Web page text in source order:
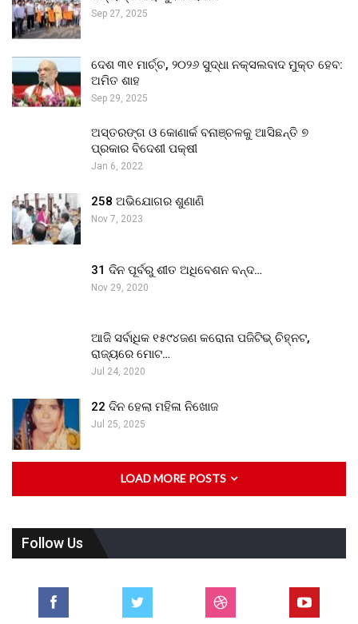
Sep 27, 2025
ଦେଶ ୩୧ ମାର୍ଚ୍ଚ, ୨୦୨୬ ସୁଦ୍ଧା ନକ୍ସଲବାଦ ମୁକ୍ତ ହେବ:
ଅମିତ ଶାହ
Sep 29, 2025
ଅସ୍ତରଙ୍ଗ ଓ କୋଣାର୍କ ବନାଞ୍ଚଳକୁ ଆସିଛନ୍ତି ୭
ପ୍ରକାର ବିଦେଶୀ ପକ୍ଷୀ
Jan 6, 2022
258 ଅଭିଯୋଗର ଶୁଣାଣି
Nov 7, 2023
31 ଦିନ ପୂର୍ବରୁ ଶୀତ ଅଧିବେଶନ ବନ୍ଦ…
Nov 29, 2020
ଆଜି ସର୍ବାଧିକ ୧୫୯୪ଜଣ କରୋନା ପଜିଟିଭ୍ ଚିହ୍ନଟ,
ରାଜ୍ୟରେ ମୋଟ…
Jul 24, 2020
22 ଦିନ ହେଲା ମହିଳା ନିଖୋଜ
Jul 25, 2025
LOAD MORE POSTS
Follow Us